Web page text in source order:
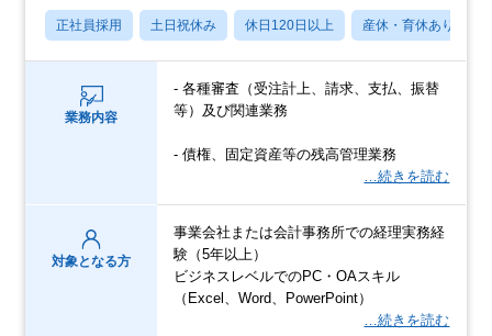
正社員採用 土日祝休み 休日120日以上 産休・育休あり
業務内容
- 各種審査（受注計上、請求、支払、振替
等）及び関連業務
- 債権、固定資産等の残高管理業務
…続きを読む
対象となる方
事業会社または会計事務所での経理実務経
験（5年以上）
ビジネスレベルでのPC・OAスキル
（Excel、Word、PowerPoint）
…続きを読む